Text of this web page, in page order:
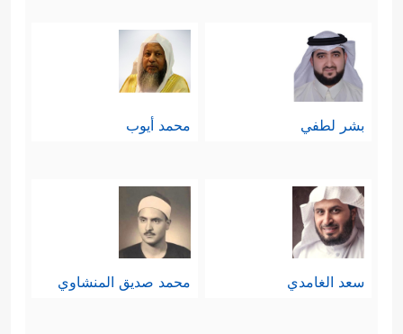
بشر لطفي محمد أيوب
سعد الغامدي محمد صديق المنشاوي